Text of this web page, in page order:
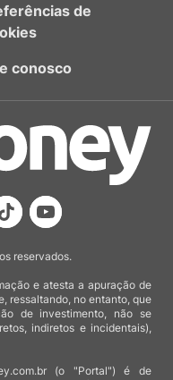
de
conosco
reservados.
e atesta a apuração de
ressaltando, no entanto, que
de investimento, não se
indiretos e incidentais),
(o "Portal") é de